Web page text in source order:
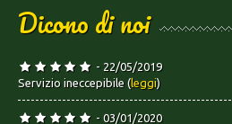
Dicono di noi
- 22/05/2019
Servizio ineccepibile (leggi)
- 03/01/2020